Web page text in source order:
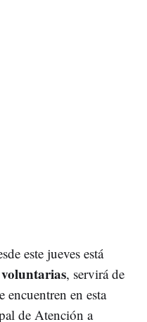
este jueves está
, servirá de
encuentren en esta
de Atención a